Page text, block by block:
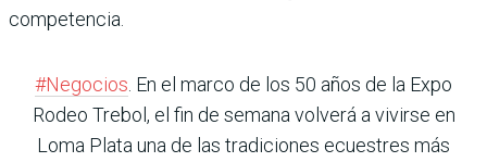
competencia.
#Negocios . En el marco de los 50 años de la Expo
Rodeo Trebol, el fin de semana volverá a vivirse en
Loma Plata una de las tradiciones ecuestres más